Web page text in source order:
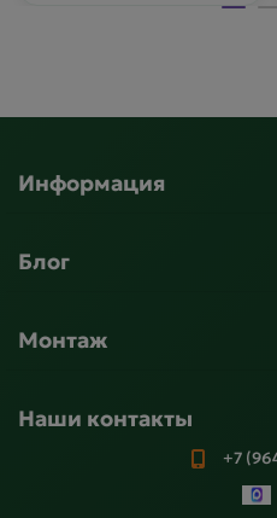
Информация
Блог
Монтаж
Наши контакты
+7